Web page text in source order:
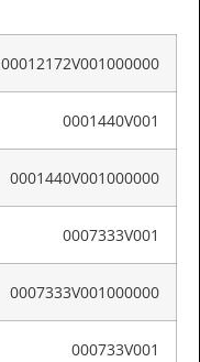
00012172V001000000
0001440V001
0001440V001000000
0007333V001
0007333V001000000
000733V001